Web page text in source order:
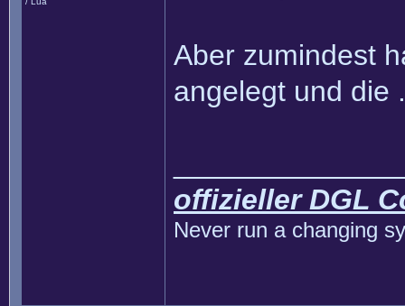
Aber zumindest
angelegt und die
offizieller DGL
Never run a changing